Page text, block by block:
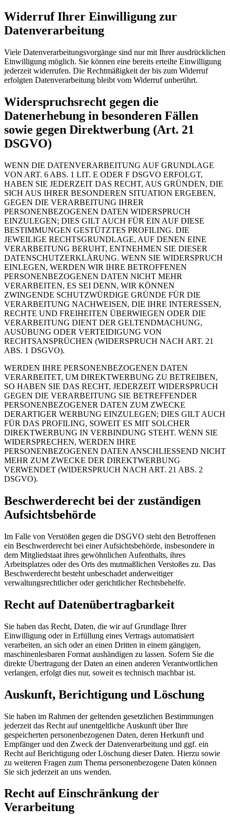
Widerruf Ihrer Einwilligung zur
Datenverarbeitung
Viele Datenverarbeitungsvorgänge sind nur mit Ihrer ausdrücklichen
Einwilligung möglich. Sie können eine bereits erteilte Einwilligung
jederzeit widerrufen. Die Rechtmäßigkeit der bis zum Widerruf
erfolgten Datenverarbeitung bleibt vom Widerruf unberührt.
Widerspruchsrecht gegen die
Datenerhebung in besonderen Fällen
sowie gegen Direktwerbung (Art. 21
DSGVO)
WENN DIE DATENVERARBEITUNG AUF GRUNDLAGE
VON ART. 6 ABS. 1 LIT. E ODER F DSGVO ERFOLGT,
HABEN SIE JEDERZEIT DAS RECHT, AUS GRÜNDEN, DIE
SICH AUS IHRER BESONDEREN SITUATION ERGEBEN,
GEGEN DIE VERARBEITUNG IHRER
PERSONENBEZOGENEN DATEN WIDERSPRUCH
EINZULEGEN; DIES GILT AUCH FÜR EIN AUF DIESE
BESTIMMUNGEN GESTÜTZTES PROFILING. DIE
JEWEILIGE RECHTSGRUNDLAGE, AUF DENEN EINE
VERARBEITUNG BERUHT, ENTNEHMEN SIE DIESER
DATENSCHUTZERKLÄRUNG. WENN SIE WIDERSPRUCH
EINLEGEN, WERDEN WIR IHRE BETROFFENEN
PERSONENBEZOGENEN DATEN NICHT MEHR
VERARBEITEN, ES SEI DENN, WIR KÖNNEN
ZWINGENDE SCHUTZWÜRDIGE GRÜNDE FÜR DIE
VERARBEITUNG NACHWEISEN, DIE IHRE INTERESSEN,
RECHTE UND FREIHEITEN ÜBERWIEGEN ODER DIE
VERARBEITUNG DIENT DER GELTENDMACHUNG,
AUSÜBUNG ODER VERTEIDIGUNG VON
RECHTSANSPRÜCHEN (WIDERSPRUCH NACH ART. 21
ABS. 1 DSGVO).
WERDEN IHRE PERSONENBEZOGENEN DATEN
VERARBEITET, UM DIREKTWERBUNG ZU BETREIBEN,
SO HABEN SIE DAS RECHT, JEDERZEIT WIDERSPRUCH
GEGEN DIE VERARBEITUNG SIE BETREFFENDER
PERSONENBEZOGENER DATEN ZUM ZWECKE
DERARTIGER WERBUNG EINZULEGEN; DIES GILT AUCH
FÜR DAS PROFILING, SOWEIT ES MIT SOLCHER
DIREKTWERBUNG IN VERBINDUNG STEHT. WENN SIE
WIDERSPRECHEN, WERDEN IHRE
PERSONENBEZOGENEN DATEN ANSCHLIESSEND NICHT
MEHR ZUM ZWECKE DER DIREKTWERBUNG
VERWENDET (WIDERSPRUCH NACH ART. 21 ABS. 2
DSGVO).
Beschwerderecht bei der zuständigen
Aufsichtsbehörde
Im Falle von Verstößen gegen die DSGVO steht den Betroffenen
ein Beschwerderecht bei einer Aufsichtsbehörde, insbesondere in
dem Mitgliedstaat ihres gewöhnlichen Aufenthalts, ihres
Arbeitsplatzes oder des Orts des mutmaßlichen Verstoßes zu. Das
Beschwerderecht besteht unbeschadet anderweitiger
verwaltungsrechtlicher oder gerichtlicher Rechtsbehelfe.
Recht auf Datenübertragbarkeit
Sie haben das Recht, Daten, die wir auf Grundlage Ihrer
Einwilligung oder in Erfüllung eines Vertrags automatisiert
verarbeiten, an sich oder an einen Dritten in einem gängigen,
maschinenlesbaren Format aushändigen zu lassen. Sofern Sie die
direkte Übertragung der Daten an einen anderen Verantwortlichen
verlangen, erfolgt dies nur, soweit es technisch machbar ist.
Auskunft, Berichtigung und Löschung
Sie haben im Rahmen der geltenden gesetzlichen Bestimmungen
jederzeit das Recht auf unentgeltliche Auskunft über Ihre
gespeicherten personenbezogenen Daten, deren Herkunft und
Empfänger und den Zweck der Datenverarbeitung und ggf. ein
Recht auf Berichtigung oder Löschung dieser Daten. Hierzu sowie
zu weiteren Fragen zum Thema personenbezogene Daten können
Sie sich jederzeit an uns wenden.
Recht auf Einschränkung der
Verarbeitung